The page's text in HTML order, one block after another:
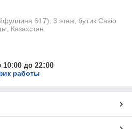
617), 3 этаж, бутик Casio
Казахстан
10:00 до 22:00
работы